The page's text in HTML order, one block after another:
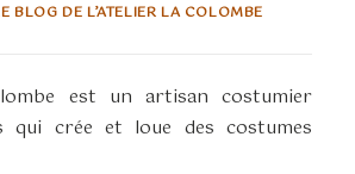
BLOG DE L’ATELIER LA COLOMBE
est un artisan costumier
qui crée et loue des costumes